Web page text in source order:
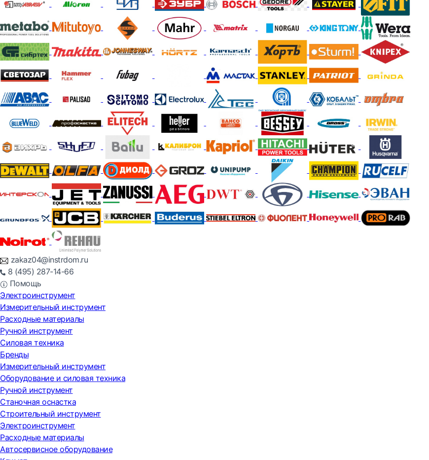
zakaz04@instrdom.ru
8 (495) 287-14-66
Помощь
Электроинструмент
Измерительный инструмент
Расходные материалы
Ручной инструмент
Силовая техника
Бренды
Измерительный инструмент
Оборудование и силовая техника
Ручной инструмент
Станочная оснастка
Строительный инструмент
Электроинструмент
Расходные материалы
Автосервисное оборудование